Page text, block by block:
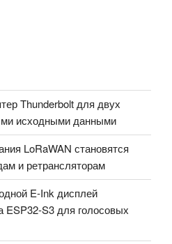
Thunderbolt для двух
исходными данными
LoRaWAN становятся
и ретрансляторам
E-Ink дисплей
S3 для голосовых